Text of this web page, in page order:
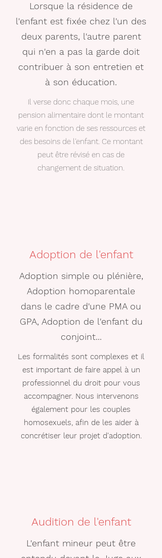
Lorsque la résidence de
l'enfant est fixée chez l'un des
deux parents, l'autre parent
qui n'en a pas la garde doit
contribuer à son entretien et
à son éducation.
Il verse donc chaque mois, une
pension alimentaire dont le montant
varie en fonction de ses ressources et
des besoins de l'enfant. Ce montant
peut être révisé en cas de
changement de situation.
Adoption de l'enfant
Adoption simple ou plénière,
Adoption homoparentale
dans le cadre d'une PMA ou
GPA, Adoption de l'enfant du
conjoint...
Les formalités sont complexes et il
est important de faire appel à un
professionnel du droit pour vous
accompagner. Nous intervenons
également pour les couples
homosexuels, afin de les aider à
concrétiser leur projet d'adoption.
Audition de l'enfant
L'enfant mineur peut être